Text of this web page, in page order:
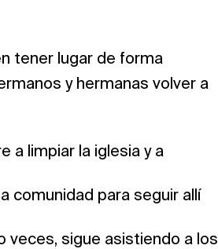
tener lugar de forma
y hermanas volver a
a limpiar la iglesia y a
comunidad para seguir allí
veces, sigue asistiendo a los